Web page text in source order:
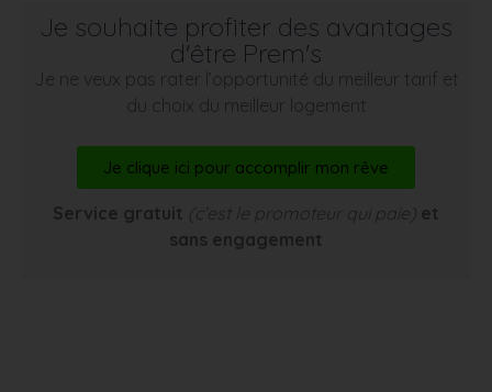
Je souhaite profiter des avantages
d'être Prem's
Je ne veux pas rater l’opportunité du meilleur tarif et
du choix du meilleur logement
Je clique ici pour accomplir mon rêve
Service gratuit (c’est le promoteur qui paie) et
sans engagement